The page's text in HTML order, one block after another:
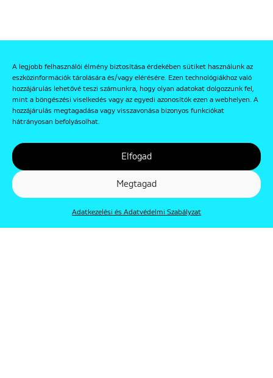
A legjobb felhasználói élmény biztosítása érdekében sütiket használunk az
eszközinformációk tárolására és/vagy elérésére. Ezen technológiákhoz való
hozzájárulás lehetővé teszi számunkra, hogy olyan adatokat dolgozzunk fel,
mint a böngészési viselkedés vagy az egyedi azonosítók ezen a webhelyen. A
hozzájárulás megtagadása vagy visszavonása bizonyos funkciókat
hátrányosan befolyásolhat.
Elfogad
Megtagad
Adatkezelési és Adatvédelmi Szabályzat